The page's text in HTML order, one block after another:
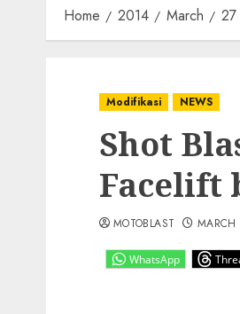
Home 2014 March 27
Modifikasi NEWS
Shot
Facelift
WhatsApp
MOTOBLAST